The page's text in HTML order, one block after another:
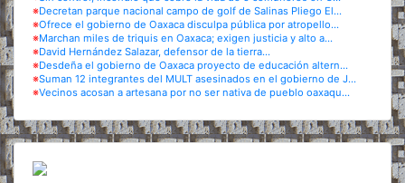
※Decretan parque nacional campo de golf de Salinas Pliego El...
※Ofrece el gobierno de Oaxaca disculpa pública por atropello...
※Marchan miles de triquis en Oaxaca; exigen justicia y alto a...
※David Hernández Salazar, defensor de la tierra...
※Desdeña el gobierno de Oaxaca proyecto de educación altern...
※Suman 12 integrantes del MULT asesinados en el gobierno de J...
※Vecinos acosan a artesana por no ser nativa de pueblo oaxaqu...